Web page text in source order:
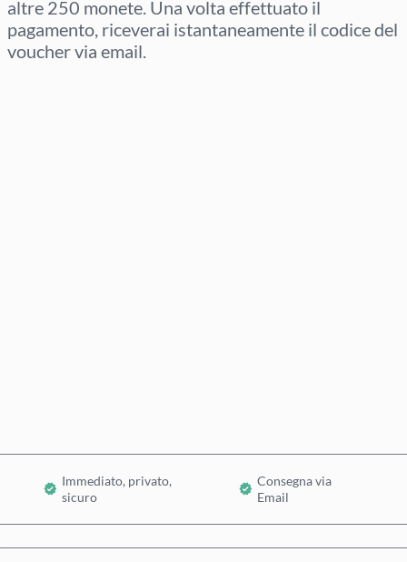
altre 250 monete. Una volta effettuato il
pagamento, riceverai istantaneamente il codice del
voucher via email.
Immediato, privato,
sicuro
Consegna via
Email